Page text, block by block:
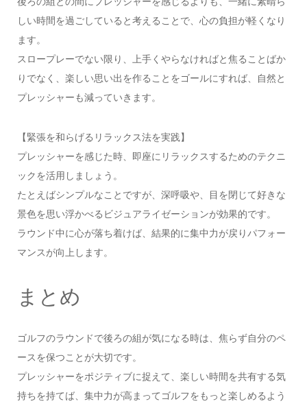
しい時間を過ごしていると考えることで、心の負担が軽くなり
ます。
スロープレーでない限り、上手くやらなければと焦ることばか
りでなく、楽しい思い出を作ることをゴールにすれば、自然と
プレッシャーも減っていきます。
【緊張を和らげるリラックス法を実践】
プレッシャーを感じた時、即座にリラックスするためのテクニ
ックを活用しましょう。
たとえばシンプルなことですが、深呼吸や、目を閉じて好きな
景色を思い浮かべるビジュアライゼーションが効果的です。
ラウンド中に心が落ち着けば、結果的に集中力が戻りパフォー
マンスが向上します。
まとめ
ゴルフのラウンドで後ろの組が気になる時は、焦らず自分のペ
ースを保つことが大切です。
プレッシャーをポジティブに捉えて、楽しい時間を共有する気
持ちを持てば、集中力が高まってゴルフをもっと楽しめるよう